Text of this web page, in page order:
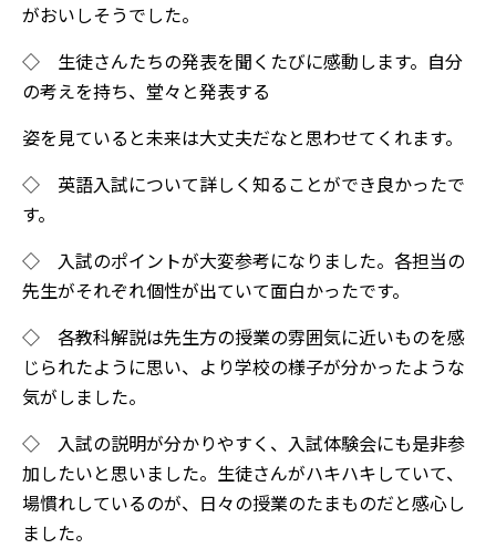
がおいしそうでした。
◇ 生徒さんたちの発表を聞くたびに感動します。自分
の考えを持ち、堂々と発表する
姿を見ていると未来は大丈夫だなと思わせてくれます。
◇ 英語入試について詳しく知ることができ良かったで
す。
◇ 入試のポイントが大変参考になりました。各担当の
先生がそれぞれ個性が出ていて面白かったです。
◇ 各教科解説は先生方の授業の雰囲気に近いものを感
じられたように思い、より学校の様子が分かったような
気がしました。
◇ 入試の説明が分かりやすく、入試体験会にも是非参
加したいと思いました。生徒さんがハキハキしていて、
場慣れしているのが、日々の授業のたまものだと感心し
ました。